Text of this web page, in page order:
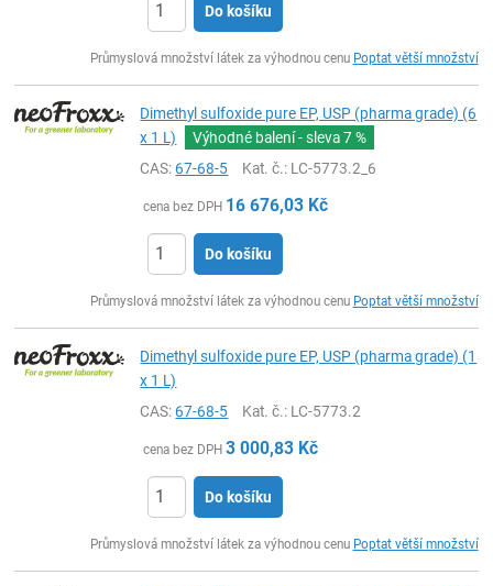
Do košíku
Průmyslová množství látek za výhodnou cenu Poptat větší množství
Dimethyl sulfoxide pure EP, USP (pharma grade) (6
x 1 L)
Výhodné balení - sleva7 %
CAS:67-68-5 Kat. č.: LC-5773.2_6
cena bez DPH 16 676,03 Kč
Do košíku
Průmyslová množství látek za výhodnou cenu Poptat větší množství
Dimethyl sulfoxide pure EP, USP (pharma grade) (1
x 1 L)
CAS:67-68-5 Kat. č.: LC-5773.2
cena bez DPH 3 000,83 Kč
Do košíku
Průmyslová množství látek za výhodnou cenu Poptat větší množství